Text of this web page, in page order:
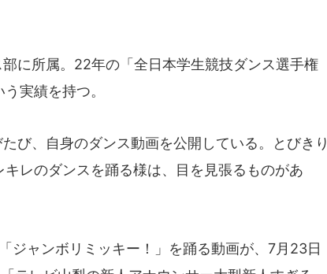
に所属。22年の「全日本学生競技ダンス選手権
実績を持つ。
び、自身のダンス動画を公開している。とびきり
レのダンスを踊る様は、目を見張るものがあ
ジャンボリミッキー！」を踊る動画が、7月23日